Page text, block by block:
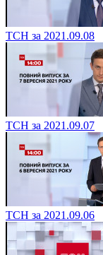
ТСН за 2021.09.08
ТСН за 2021.09.07
ТСН за 2021.09.06